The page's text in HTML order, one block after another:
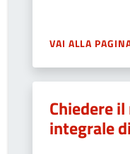
VAI ALLA
Chiedere
integrale